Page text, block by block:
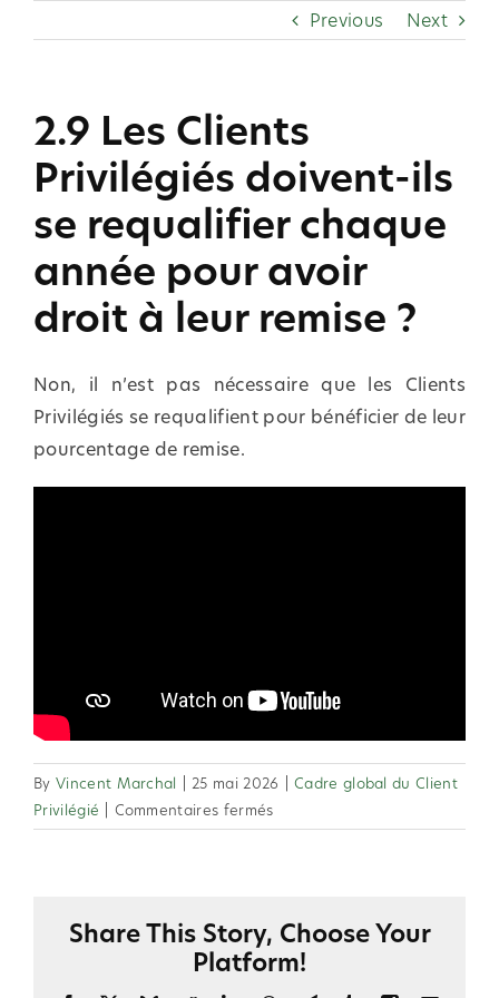
Previous Next
2.9 Les Clients
Privilégiés doivent-ils
se requalifier chaque
année pour avoir
droit à leur remise ?
Non, il n’est pas nécessaire que les Clients
Privilégiés se requalifient pour bénéficier de leur
pourcentage de remise.
By Vincent Marchal 25 mai 2026
Cadre global du Client
Privilégié
Commentaires ferméssur
2.9
doivent-
ils
Share This Story, Choose Your
Platform!